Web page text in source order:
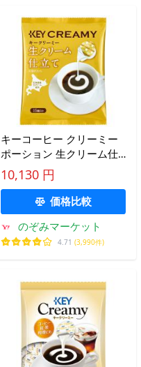
キーコーヒー クリーミー
ポーション 生クリーム仕
立て 4.5ml×15個×20袋入
×(2ケース)｜ 送料無料
10,130 円
価格比較
のぞみマーケット
4.71 (3,990件)